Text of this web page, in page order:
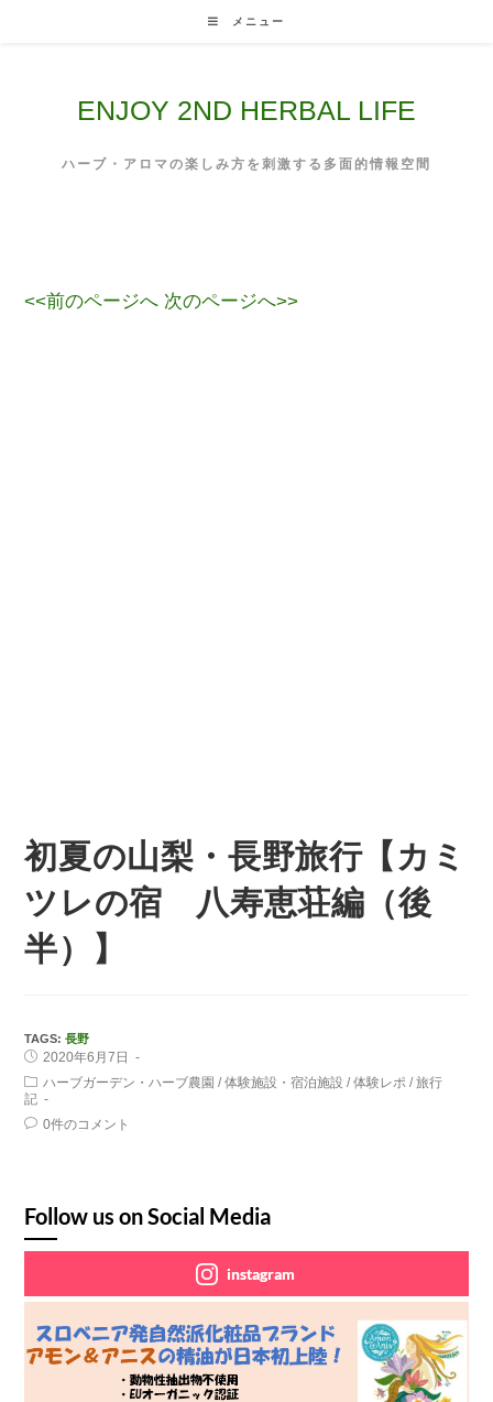
メニュー
ENJOY 2ND HERBAL LIFE
ハーブ・アロマの楽しみ方を刺激する多面的情報空間
<<前のページへ 次のページへ>>
初夏の山梨・長野旅行【カミ
ツレの宿 八寿恵荘編（後
半）】
TAGS:長野
2020年6月7日
ハーブガーデン・ハーブ農園 / 体験施設・宿泊施設 / 体験レポ / 旅行
記
0件のコメント
Follow us on Social Media
instagram